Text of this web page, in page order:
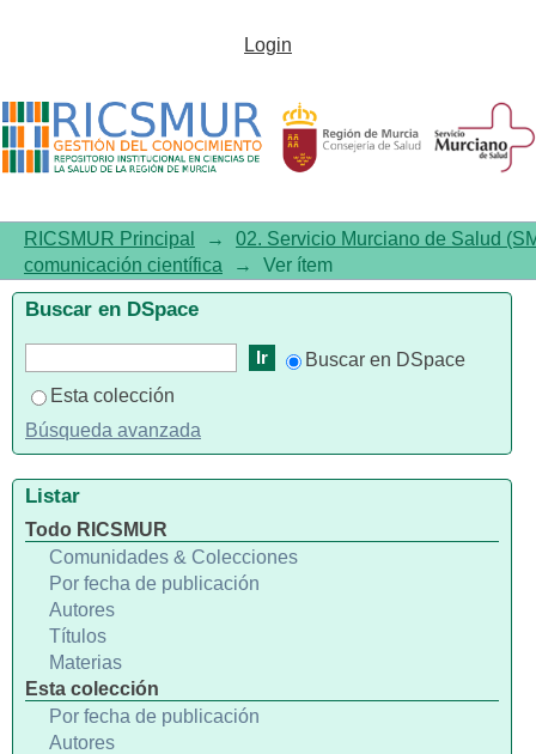
Análisis altmétrico de los
sobre Cardiología en el período
2010-2019
Login
RICSMUR Principal →
02. Servicio Murciano de Salud
comunicación científica
→ Ver ítem
Buscar en DSpace
Buscar en DSpace
Esta colección
Búsqueda avanzada
Listar
Todo RICSMUR
Comunidades & Colecciones
Por fecha de publicación
Autores
Títulos
Materias
Esta colección
Por fecha de publicación
Autores